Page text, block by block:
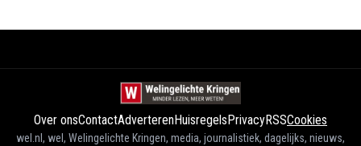
Over onsContactAdverterenHuisregelsPrivacyRSSCookies
wel.nl, wel, Welingelichte Kringen, media, journalistiek, dagelijks, nieuws,